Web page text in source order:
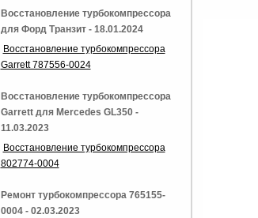
Восстановление турбокомпрессора
для Форд Транзит - 18.01.2024
Восстановление турбокомпрессора
Garrett 787556-0024
Восстановление турбокомпрессора
Garrett для Mercedes GL350 -
11.03.2023
Восстановление турбокомпрессора
802774-0004
Ремонт турбокомпрессора 765155-
0004 - 02.03.2023